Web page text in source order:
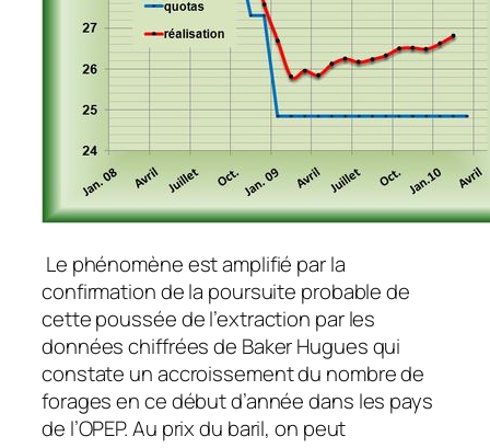
Le phénomène est amplifié par la
confirmation de la poursuite probable de
cette poussée de l’extraction par les
données chiffrées de Baker Hugues qui
constate un accroissement du nombre de
forages en ce début d’année dans les pays
de l’OPEP. Au prix du baril, on peut